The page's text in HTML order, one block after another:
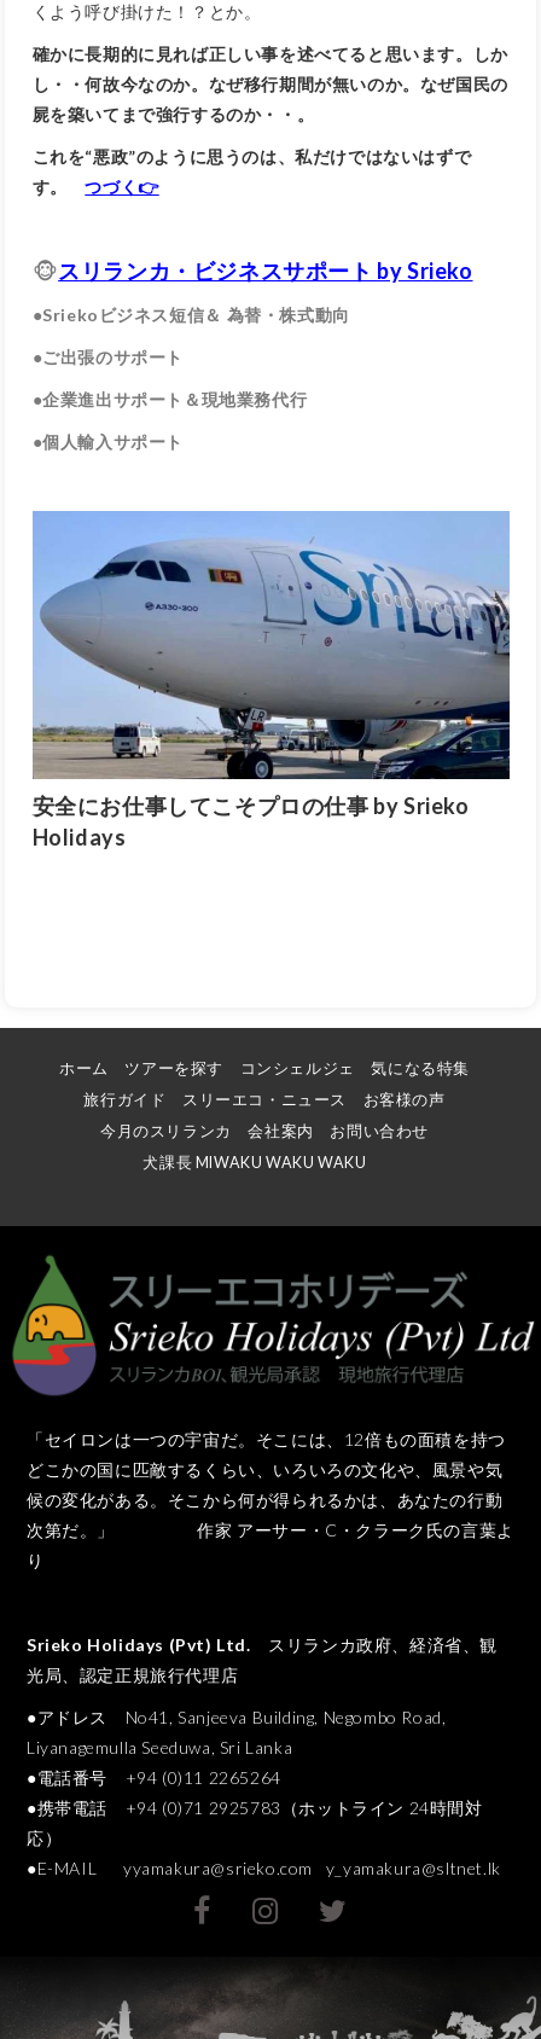
くよう呼び掛けた！？とか。
確かに長期的に見れば正しい事を述べてると思います。しか
し・・何故今なのか。なぜ移行期間が無いのか。なぜ国民の
屍を築いてまで強行するのか・・。
これを“悪政”のように思うのは、私だけではないはずで
す。つづく👉
🐵スリランカ・ビジネスサポート by Srieko
●Sriekoビジネス短信＆ 為替・株式動向
●ご出張のサポート
●企業進出サポート＆現地業務代行
●個人輸入サポート
安全にお仕事してこそプロの仕事 by Srieko
Holidays
ホーム ツアーを探す コンシェルジェ
気になる特集
旅行ガイド
スリーエコ・ニュース
お客様の声
今月のスリランカ
会社案内
お問い合わせ
犬課長 MIWAKU WAKU WAKU
「セイロンは一つの宇宙だ。そこには、12倍もの面積を持つ
どこかの国に匹敵するくらい、いろいろの文化や、風景や気
候の変化がある。そこから何が得られるかは、あなたの行動
次第だ。」 作家 アーサー・C・クラーク氏の言葉よ
り
Srieko Holidays (Pvt) Ltd. スリランカ政府、経済省、観
光局、認定正規旅行代理店
●アドレス No41, Sanjeeva Building, Negombo Road,
Liyanagemulla Seeduwa, Sri Lanka
●電話番号 +94 (0)11 2265264
●携帯電話 +94 (0)71 2925783（ホットライン 24時間対
応）
●E-MAIL yyamakura@srieko.com y_yamakura@sltnet.lk